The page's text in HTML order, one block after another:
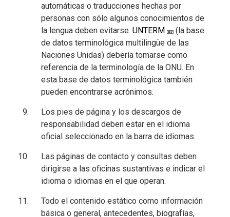
automáticas o traducciones hechas por
personas con sólo algunos conocimientos de
la lengua deben evitarse. UNTERM
(la base
de datos terminológica multilingüe de las
Naciones Unidas) debería tomarse como
referencia de la terminología de la ONU. En
esta base de datos terminológica también
pueden encontrarse acrónimos.
Los pies de página y los descargos de
responsabilidad deben estar en el idioma
oficial seleccionado en la barra de idiomas.
Las páginas de contacto y consultas deben
dirigirse a las oficinas sustantivas e indicar el
idioma o idiomas en el que operan.
Todo el contenido estático como información
básica o general, antecedentes, biografías,